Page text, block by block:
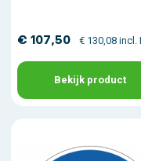
€ 107,50 € 130,08 incl.
Bekijk product